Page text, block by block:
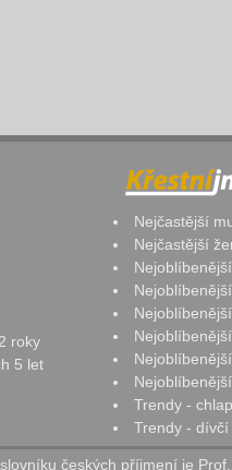
roky
5 let
Nejčastější
Nejčastější
Trendy -
Trendy -
českých příjmení je